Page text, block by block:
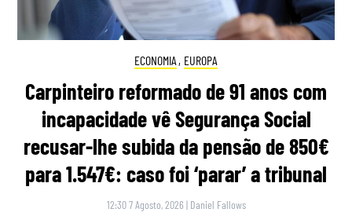
ECONOMIA , EUROPA
Carpinteiro reformado de 91 anos com
incapacidade vê Segurança Social
recusar-lhe subida da pensão de 850€
para 1.547€: caso foi ‘parar’ a tribunal
12:30 7 Agosto, 2026 | Daniel Fallows